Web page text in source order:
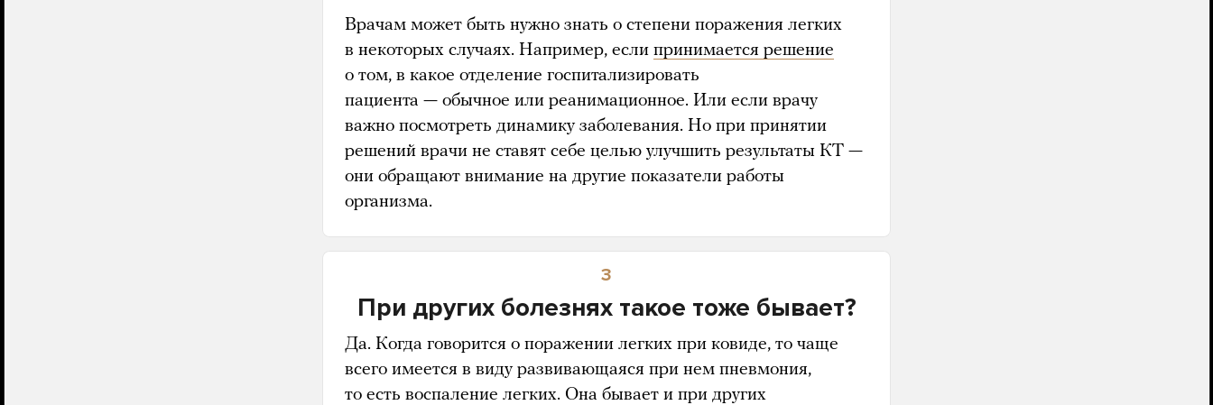
Врачам может быть нужно знать о степени поражения легких
в некоторых случаях. Например, если принимается решение
о том, в какое отделение госпитализировать
пациента — обычное или реанимационное. Или если врачу
важно посмотреть динамику заболевания. Но при принятии
решений врачи не ставят себе целью улучшить результаты КТ —
они обращают внимание на другие показатели работы
организма.
3
При других болезнях такое тоже бывает?
Да. Когда говорится о поражении легких при ковиде, то чаще
всего имеется в виду развивающаяся при нем пневмония,
то есть воспаление легких. Она бывает и при других